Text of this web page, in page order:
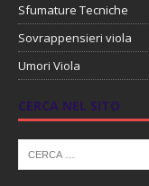
Sfumature Tecniche
Sovrappensieri viola
Umori Viola
CERCA NEL SITO